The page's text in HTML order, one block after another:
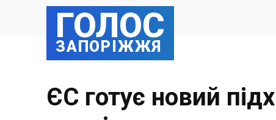
ГОЛОС
ЗАПОРІЖЖЯ
ЄС готує новий